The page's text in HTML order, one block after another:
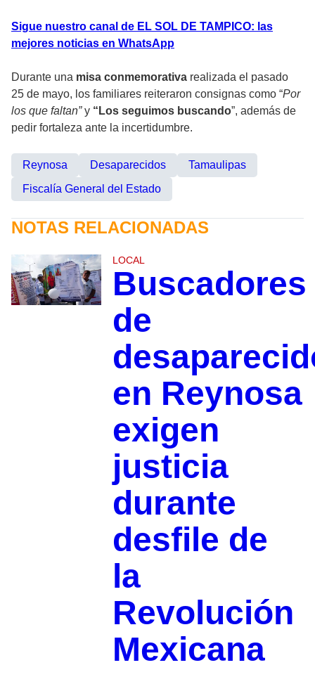
Sigue nuestro canal de EL SOL DE TAMPICO: las
mejores noticias en WhatsApp
Durante una misa conmemorativa realizada el pasado
25 de mayo, los familiares reiteraron consignas como “Por
los que faltan”y “Los seguimos buscando”, además de
pedir fortaleza ante la incertidumbre.
Reynosa Desaparecidos
Tamaulipas
Fiscalía General del Estado
NOTAS RELACIONADAS
LOCAL
Buscadores
de
en Reynosa
exigen
justicia
durante
desfile de
la
Revolución
Mexicana